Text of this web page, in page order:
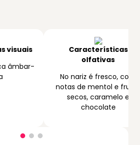
visuais
âmbar-
Características
olfativas
No nariz é fresco, com
notas de mentol e
secos, caramelo e
chocolate